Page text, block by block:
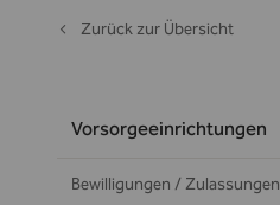
Zurück zur Übersicht
Vorsorgeeinrichtungen
Bewilligungen / Zulassungen